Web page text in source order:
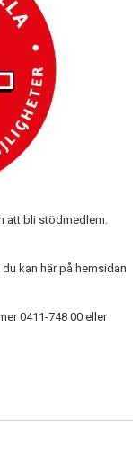
att bli stödmedlem.
kan här på hemsidan
0411-748 00 eller